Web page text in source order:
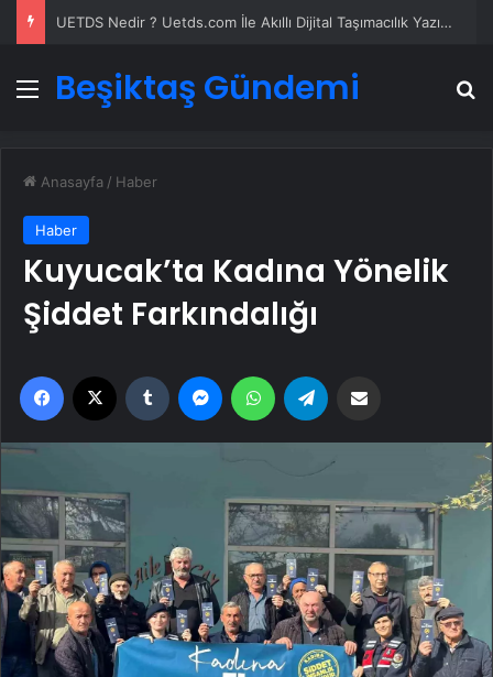
UETDS Nedir ? Uetds.com İle Akıllı Dijital Taşımacılık Yazılımı
Menü
Beşiktaş Gündemi
Anasayfa / Haber
Haber
Kuyucak’ta Kadına Yönelik
Şiddet Farkındalığı
Facebook Tumblr MessengerWhatsApp